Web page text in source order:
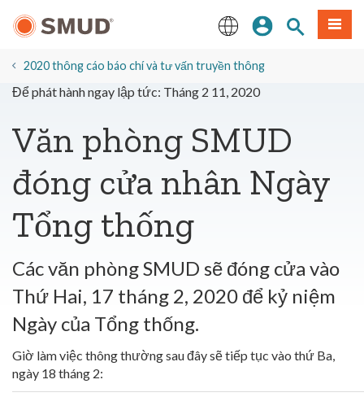
đến
dung
Đăng nhập
Tìm trangThực
2020 thông cáo báo chí và tư vấn truyền thông
Để phát hành ngay lập tức: Tháng 2 11, 2020
Văn phòng SMUD
đóng cửa nhân Ngày
Tổng thống
Các văn phòng SMUD sẽ đóng cửa vào
Thứ Hai, 17 tháng 2, 2020 để kỷ niệm
Ngày của Tổng thống.
Giờ làm việc thông thường sau đây sẽ tiếp tục vào thứ Ba,
ngày 18 tháng 2: